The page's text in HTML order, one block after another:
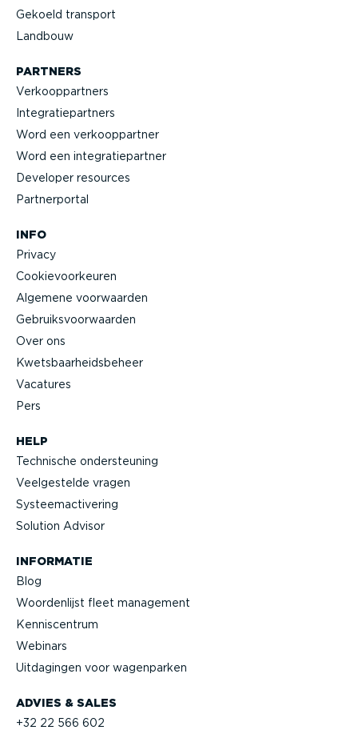
Gekoeld transport
Landbouw
ADVIES & SALES
+32 22 566 602
HELP
Technische onder­steuning
Veelge­stelde vragen
Systeem­ac­ti­vering
Solution Advisor
INFORMATIE
Blog
Woorden­lijst fleet management
Kennis­centrum
Webinars
Uitdagingen voor wagenparken
PARTNERS
Verkoop­partners
Integra­tie­partners
Word een verkoop­partner
Word een integra­tie­partner
Developer resources
Partner­portal
INFO
Privacy
Cookie­voor­keuren
Algemene voorwaarden
Gebruiks­voor­waarden
Over ons
Kwets­baar­heids­beheer
Vacatures
Pers